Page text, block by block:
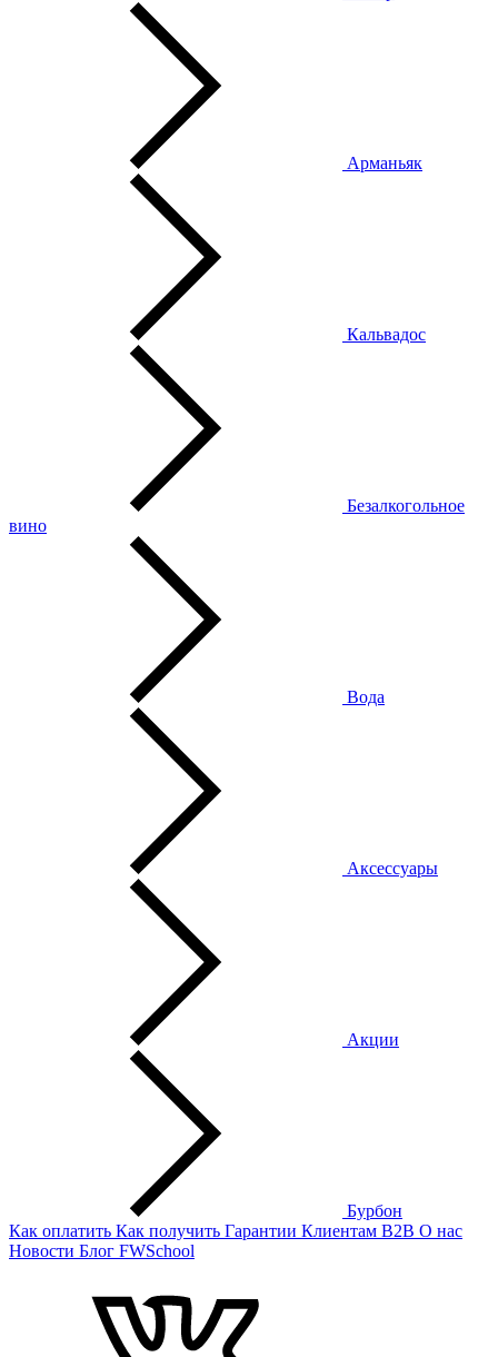
Арманьяк
Кальвадос
Безалкогольное
вино
Вода
Аксессуары
Акции
Бурбон
Как оплатить Как получить Гарантии Клиентам B2B О нас
Новости Блог FWSchool